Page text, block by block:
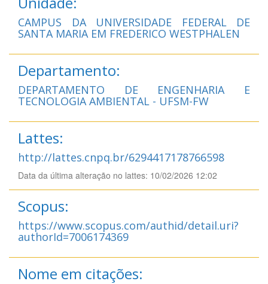
CAMPUS DA UNIVERSIDADE FEDERAL DE
SANTA MARIA EM FREDERICO WESTPHALEN
Departamento:
DEPARTAMENTO DE ENGENHARIA E
TECNOLOGIA AMBIENTAL - UFSM-FW
Lattes:
http://lattes.cnpq.br/6294417178766598
Data da última alteração no lattes: 10/02/2026 12:02
Scopus:
https://www.scopus.com/authid/detail.uri?
authorId=7006174369
Nome em citações: